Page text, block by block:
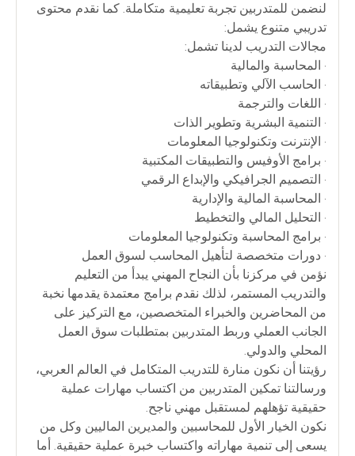
لنضمن للمتدربين تجربة تعليمية متكاملة. كما نقدم محتوى
تدريبي متنوع يشمل:
مجالات التدريب لدينا تشمل:
• المحاسبة والمالية
• الحاسب الآلي وتطبيقاته
• اللغات والترجمة
• التنمية البشرية وتطوير الذات
• الإنترنت وتكنولوجيا المعلومات
• برامج الأوفيس والتطبيقات المكتبية
• التصميم الجرافيكي والإبداع الرقمي
• المحاسبة المالية والإدارية
• التحليل المالي والتخطيط
• برامج المحاسبة وتكنولوجيا المعلومات
• دورات متخصصة لتأهيل المحاسب لسوق العمل
نؤمن في مركزنا بأن النجاح المهني يبدأ من التعليم
والتدريب المستمر، لذلك نقدم برامج معتمدة يقدمها نخبة
من المحاضرين والخبراء المتخصصين، مع التركيز على
الجانب العملي وربط المتدربين بمتطلبات سوق العمل
المحلي والدولي.
رؤيتنا أن نكون منارة للتدريب المتكامل في العالم العربي،
ورسالتنا تمكين المتدربين من اكتساب مهارات عملية
حقيقية تؤهلهم لمستقبل مهني ناجح.
نكون الخيار الأول للمحاسبين والمديرين الماليين وكل من
يسعى إلى تنمية مهاراته واكتساب خبرة عملية حقيقية. أما